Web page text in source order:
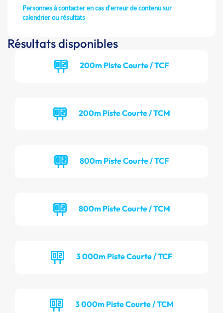
Personnes à contacter en cas d'erreur de contenu sur
calendrier ou résultats
Résultats disponibles
200m Piste Courte / TCF
200m Piste Courte / TCM
800m Piste Courte / TCF
800m Piste Courte / TCM
3 000m Piste Courte / TCF
3 000m Piste Courte / TCM